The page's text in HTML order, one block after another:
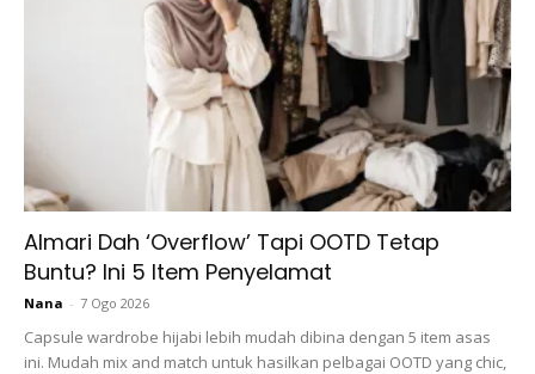
Almari Dah ‘Overflow’ Tapi OOTD Tetap
Buntu? Ini 5 Item Penyelamat
Nana - 7 Ogo 2026
Capsule wardrobe hijabi lebih mudah dibina dengan 5 item asas
ini. Mudah mix and match untuk hasilkan pelbagai OOTD yang chic,